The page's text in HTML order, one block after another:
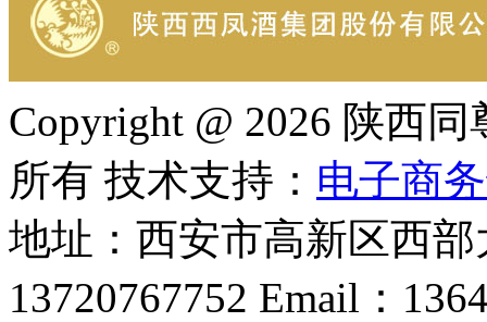
Copyright @ 2026 陕西
所有 技术支持： 电子商
地址：西安市高新区西
13720767752 Email：